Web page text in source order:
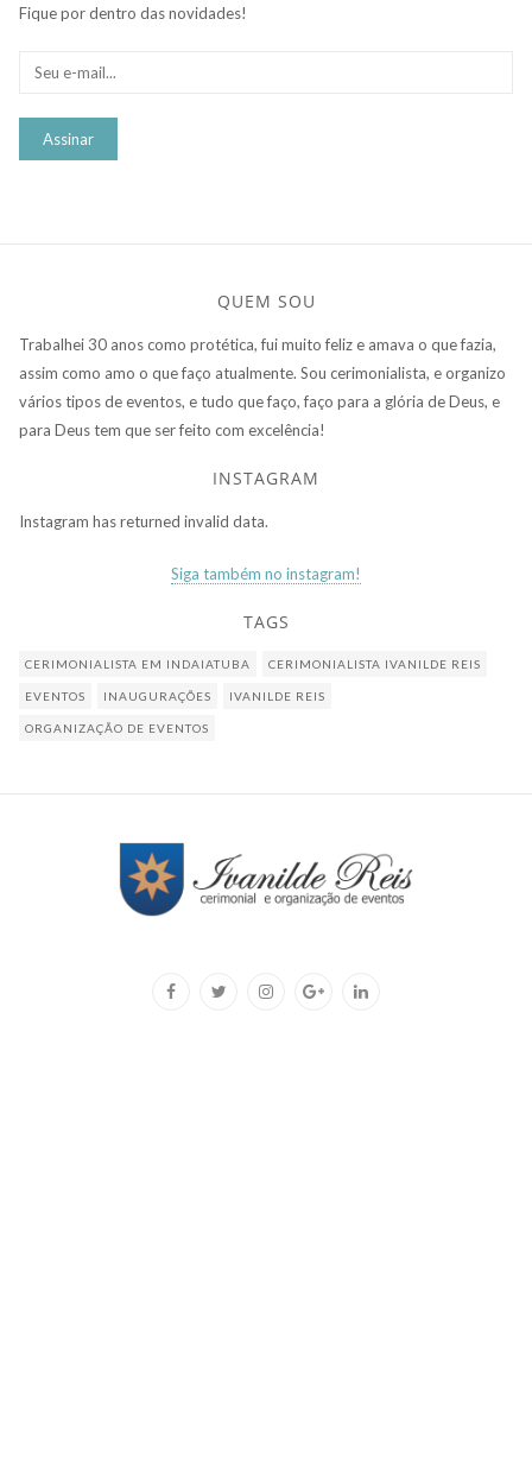
Fique por dentro das novidades!
QUEM SOU
Trabalhei 30 anos como protética, fui muito feliz e amava o que fazia,
assim como amo o que faço atualmente. Sou cerimonialista, e organizo
vários tipos de eventos, e tudo que faço, faço para a glória de Deus, e
para Deus tem que ser feito com excelência!
INSTAGRAM
Instagram has returned invalid data.
Siga também no instagram!
TAGS
CERIMONIALISTA EM INDAIATUBA CERIMONIALISTA IVANILDE REIS
EVENTOS INAUGURAÇÕES IVANILDE REIS
ORGANIZAÇÃO DE EVENTOS